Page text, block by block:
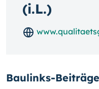
(i.L.)
Baulinks-Beiträge